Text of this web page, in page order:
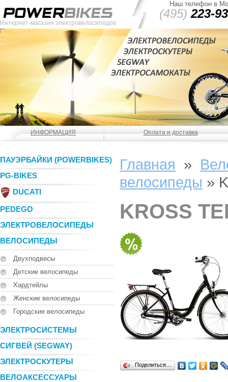
Интернет-магазин электровелосипедов
Наш телефон в
(495) 223-
ИНФОРМАЦИЯ Оплата и доставка
ПАУЭРБАЙКИ (POWERBIKES)
PG-BIKES
DUCATI
PEDEGO
ЭЛЕКТРОВЕЛОСИПЕДЫ
ВЕЛОСИПЕДЫ
Двухподвесы
Детские велосипеды
Хардтейлы
Женские велосипеды
Городские велосипеды
ЭЛЕКТРОСИСТЕМЫ
СИГВЕЙ (SEGWAY)
ЭЛЕКТРОСКУТЕРЫ
ВЕЛОАКСЕССУАРЫ
Главная »
велосипеды »
KROSS
Поделиться…